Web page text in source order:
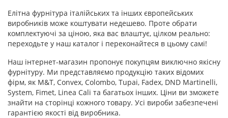
Елітна фурнітура італійських та інших європейських
виробників може коштувати недешево. Проте обрати
комплектуючі за ціною, яка вас влаштує, цілком реально:
переходьте у наш каталог і переконайтеся в цьому самі!
Наш інтернет-магазин пропонує покупцям виключно якісну
фурнітуру. Ми представляємо продукцію таких відомих
фірм, як M&T, Convex, Colombo, Tupai, Fadex, DND Martinelli,
System, Fimet, Linea Cali та багатьох інших. Ціни ви зможете
знайти на сторінці кожного товару. Усі вироби забезпечені
гарантією якості від виробника.